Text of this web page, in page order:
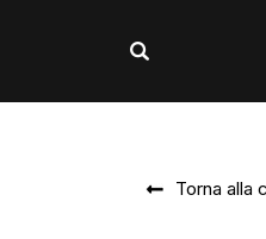
Torna alla